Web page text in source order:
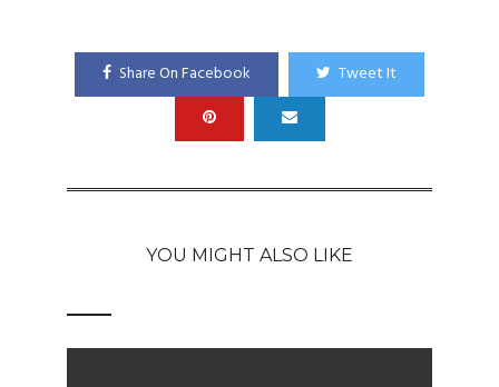
Share On Facebook Tweet It
YOU MIGHT ALSO LIKE